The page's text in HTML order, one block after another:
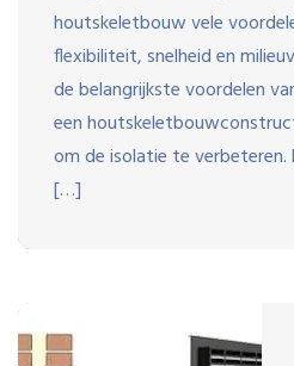
houtskeletbouw vele
flexibiliteit, snelheid en
de belangrijkste voordelen
een
om de isolatie te
[…]